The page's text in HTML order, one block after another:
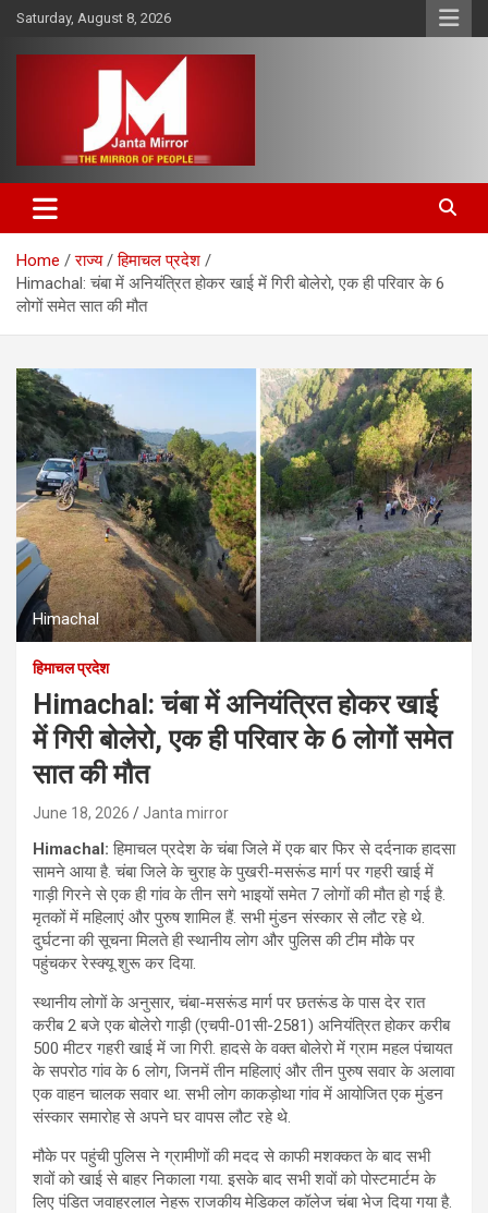
Skip
content
Saturday, August 8, 2026
Janta Mirror
Home राज्य
हिमाचल प्रदेश
Himachal: चंबा में अनियंत्रित होकर खाई में गिरी बोलेरो, एक ही परिवार के 6
लोगों समेत सात की मौत
Himachal
हिमाचल प्रदेश
Himachal: चंबा में अनियंत्रित होकर खाई
में गिरी बोलेरो, एक ही परिवार के 6 लोगों समेत
सात की मौत
June 18, 2026 Janta mirror
Himachal:हिमाचल प्रदेश के चंबा जिले में एक बार फिर से दर्दनाक हादसा
सामने आया है. चंबा जिले के चुराह के पुखरी-मसरूंड मार्ग पर गहरी खाई में
गाड़ी गिरने से एक ही गांव के तीन सगे भाइयों समेत 7 लोगों की मौत हो गई है.
मृतकों में महिलाएं और पुरुष शामिल हैं. सभी मुंडन संस्कार से लौट रहे थे.
दुर्घटना की सूचना मिलते ही स्थानीय लोग और पुलिस की टीम मौके पर
पहुंचकर रेस्क्यू शुरू कर दिया.
स्थानीय लोगों के अनुसार, चंबा-मसरूंड मार्ग पर छतरूंड के पास देर रात
करीब 2 बजे एक बोलेरो गाड़ी (एचपी-01सी-2581) अनियंत्रित होकर करीब
500 मीटर गहरी खाई में जा गिरी. हादसे के वक्त बोलेरो में ग्राम महल पंचायत
के सपरोठ गांव के 6 लोग, जिनमें तीन महिलाएं और तीन पुरुष सवार के अलावा
एक वाहन चालक सवार था. सभी लोग काकड़ोथा गांव में आयोजित एक मुंडन
संस्कार समारोह से अपने घर वापस लौट रहे थे.
मौके पर पहुंची पुलिस ने ग्रामीणों की मदद से काफी मशक्कत के बाद सभी
शवों को खाई से बाहर निकाला गया. इसके बाद सभी शवों को पोस्टमार्टम के
लिए पंडित जवाहरलाल नेहरू राजकीय मेडिकल कॉलेज चंबा भेज दिया गया है.